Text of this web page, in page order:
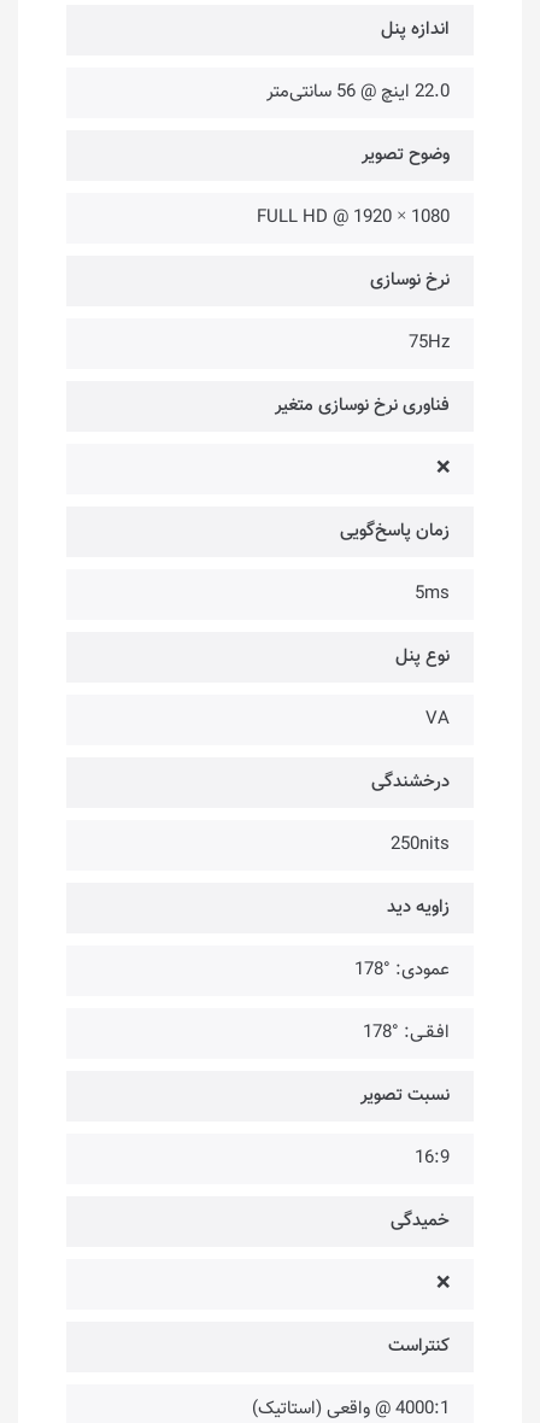
اندازه پنل
22.0 اینچ @ 56 سانتی‌متر
وضوح تصویر
FULL HD @ 1920 × 1080
نرخ نوسازی
75Hz
فناوری نرخ نوسازی متغیر
❌
زمان پاسخ‌گویی
5ms
نوع پنل
VA
درخشندگی
250nits
زاویه دید
عمودی: °178
افـقـی: °178
نسبت تصویر
16:9
خمیدگی
❌
کنتراست
4000:1 @ واقعی (استاتیک)